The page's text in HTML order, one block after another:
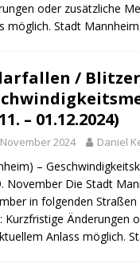
gewinnt vor der Schweiz
Speyer / Brazzeltag
/ Speyer
SPEYER
(KCanG)
oder zusätzliche
möglich. Stadt
/
– 01.12.2024)
2024 Daniel
–
November Die Stadt
in folgenden
Kurzfristige Änderungen
Anlass möglich.